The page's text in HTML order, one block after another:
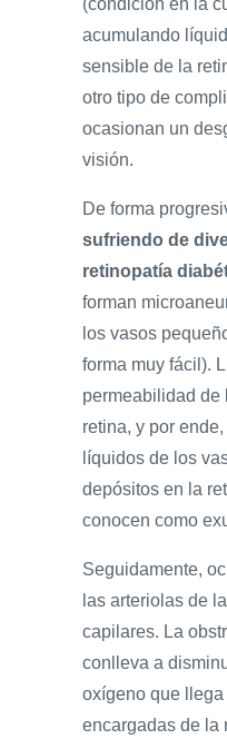
(condición en la
acumulando
sensible de la
otro tipo de
ocasionan un
visión.
De forma
sufriendo de
retinopatía
forman
los vasos
forma muy fácil).
permeabilidad de
retina, y por
líquidos de los
depósitos en la
conocen como
Seguidamente,
las arteriolas de
capilares. La
conlleva a
oxígeno que
encargadas de la